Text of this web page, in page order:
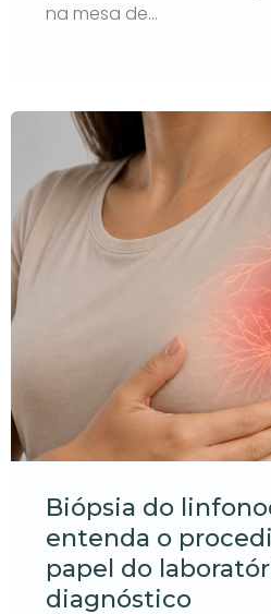
na mesa de…
Biópsia do
entenda o
papel do
diagnóstico